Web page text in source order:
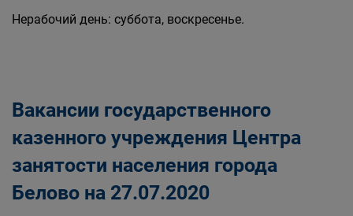
Нерабочий день: суббота, воскресенье.
Вакансии государственного
казенного учреждения Центра
занятости населения города
Белово на 27.07.2020